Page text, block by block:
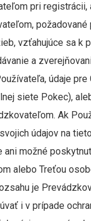
pri registrácii,
vzťahujúce sa k
a
údaje pre
siete Pokec),
Ak
údajov na
ani možné
alebo Treťou
je
i v prípade